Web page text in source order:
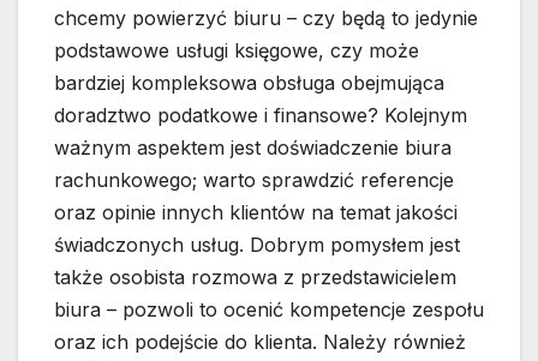
chcemy powierzyć biuru – czy będą to jedynie
podstawowe usługi księgowe, czy może
bardziej kompleksowa obsługa obejmująca
doradztwo podatkowe i finansowe? Kolejnym
ważnym aspektem jest doświadczenie biura
rachunkowego; warto sprawdzić referencje
oraz opinie innych klientów na temat jakości
świadczonych usług. Dobrym pomysłem jest
także osobista rozmowa z przedstawicielem
biura – pozwoli to ocenić kompetencje zespołu
oraz ich podejście do klienta. Należy również